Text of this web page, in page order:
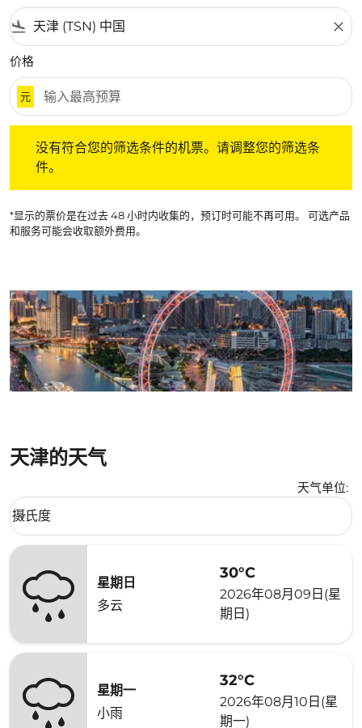
flight_land close
价格
元
没有符合您的筛选条件的机票。请调整您的筛选条
件。
*显示的票价是在过去 48 小时内收集的，预订时可能不再可用。 可选产品
和服务可能会收取额外费用。
天津的天气
天气单位:
Weather unit option 摄氏度 Selected
摄氏度
keyboard_arrow_down
星期日
多云
30°C
2026年08月09日(星
期日)
星期一
小雨
32°C
2026年08月10日(星
期一)